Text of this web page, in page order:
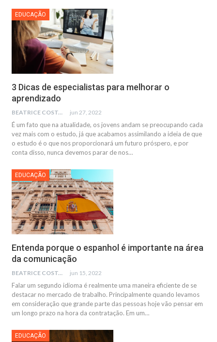
EDUCAÇÃO
3 Dicas de especialistas para melhorar o
aprendizado
BEATRICE COSTA jun 27, 2022
É um fato que na atualidade, os jovens andam se preocupando cada
vez mais com o estudo, já que acabamos assimilando a ideia de que
o estudo é o que nos proporcionará um futuro próspero, e por
conta disso, nunca devemos parar de nos…
EDUCAÇÃO
Entenda porque o espanhol é importante na área
da comunicação
BEATRICE COSTA jun 15, 2022
Falar um segundo idioma é realmente uma maneira eficiente de se
destacar no mercado de trabalho. Principalmente quando levamos
em consideração que grande parte das pessoas hoje vão pensar em
um longo prazo na hora da contratação. Em um…
EDUCAÇÃO